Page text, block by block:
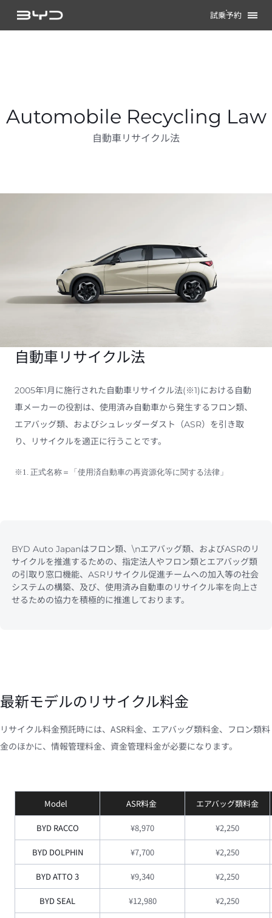
試乗予約
Automobile Recycling Law
自動車リサイクル法
自動車リサイクル法
2005年1月に施行された自動車リサイクル法(※1)における自動
車メーカーの役割は、使用済み自動車から発生するフロン類、
エアバッグ類、およびシュレッダーダスト（ASR）を引き取
り、リサイクルを適正に行うことです。
※1. 正式名称＝「使用済自動車の再資源化等に関する法律」
BYD Auto Japanはフロン類、\nエアバッグ類、およびASRのリ
サイクルを推進するための、指定法人やフロン類とエアバッグ類
の引取り窓口機能、ASRリサイクル促進チームへの加入等の社会
システムの構築、及び、使用済み自動車のリサイクル率を向上さ
せるための協力を積極的に推進しております。
最新モデルのリサイクル料金
リサイクル料金預託時には、ASR料金、エアバッグ類料金、フロン類料
金のほかに、情報管理料金、資金管理料金が必要になります。
Model ASR料金 エアバッグ類料金
BYD RACCO ¥8,970 ¥2,250
BYD DOLPHIN ¥7,700 ¥2,250
BYD ATTO 3 ¥9,340 ¥2,250
BYD SEAL ¥12,980 ¥2,250